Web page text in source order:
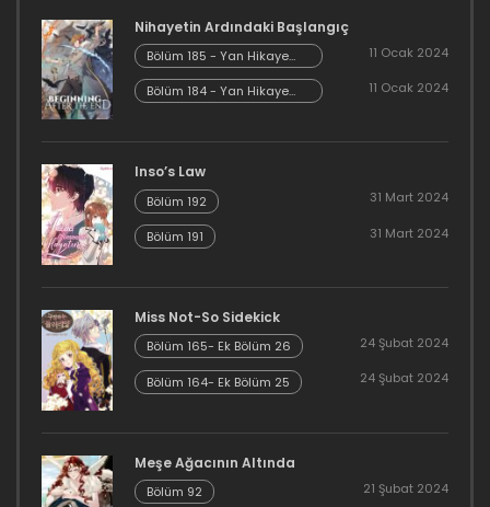
11 Mart 2023
Bölüm 5
Bölüm 4
11 Mart 2023
11 Mart 2023
Bölüm 2
11 Mart 2023
Bölüm 1
11 Mart 2023
Nihayetin Ardındaki Başlangıç
Bölüm 185 - Yan Hikaye
Kısım 7
11 Ocak 2024
Bölüm 184 - Yan Hikaye
Kısım 6
11 Ocak 2024
Inso’s Law
Bölüm 192 31 Mart 2024
Bölüm 191 31 Mart 2024
Miss Not-So Sidekick
Bölüm 165- Ek Bölüm 26 24 Şubat 2024
Bölüm 164- Ek Bölüm 25 24 Şubat 2024
Meşe Ağacının Altında
Bölüm 92 21 Şubat 2024